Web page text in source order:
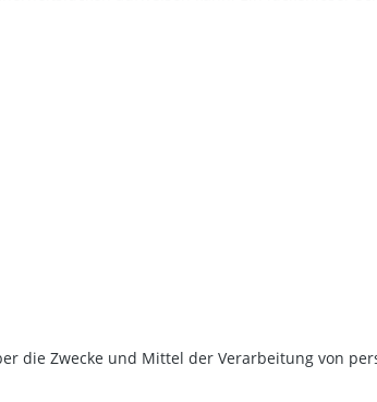
Zwecke und Mittel der Verarbeitung von